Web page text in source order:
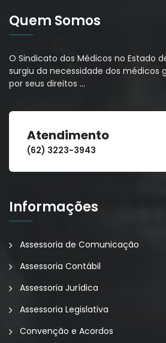
Quem Somos
O Sindicato dos Médicos no Estado
surgiu da necessidade dos médicos
por seus direitos …
Atendimento
(62) 3223-3943
Informações
Assessoria de Comunicação
Assessoria Contábil
Assessoria Jurídica
Assessoria Legislativa
Convenção e Acordos